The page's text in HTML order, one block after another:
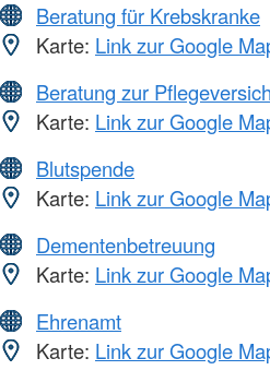
Beratung für Krebskranke
Karte: Link zur Google
Beratung zur
Karte: Link zur Google
Blutspende
Karte: Link zur Google
Dementenbetreuung
Karte: Link zur Google
Ehrenamt
Karte: Link zur Google